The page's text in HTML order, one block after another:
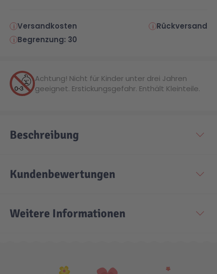
Versandkosten
Rückversand
Begrenzung: 30
Achtung! Nicht für Kinder unter drei Jahren
geeignet. Erstickungsgefahr. Enthält Kleinteile.
Beschreibung
Kundenbewertungen
Weitere Informationen